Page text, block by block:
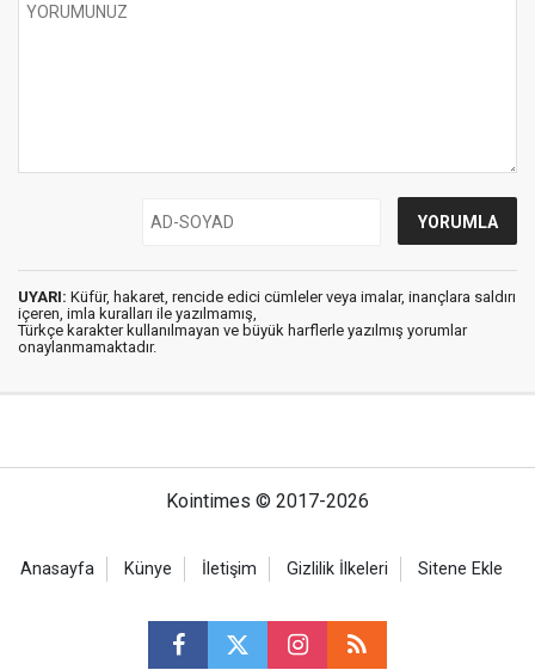
UYARI: Küfür, hakaret, rencide edici cümleler veya imalar, inançlara saldırı
içeren, imla kuralları ile yazılmamış,
Türkçe karakter kullanılmayan ve büyük harflerle yazılmış yorumlar
onaylanmamaktadır.
Kointimes © 2017-2026
Anasayfa Künye İletişim Gizlilik İlkeleri Sitene Ekle